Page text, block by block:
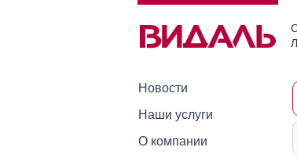
Новости
Наши услуги
О компании